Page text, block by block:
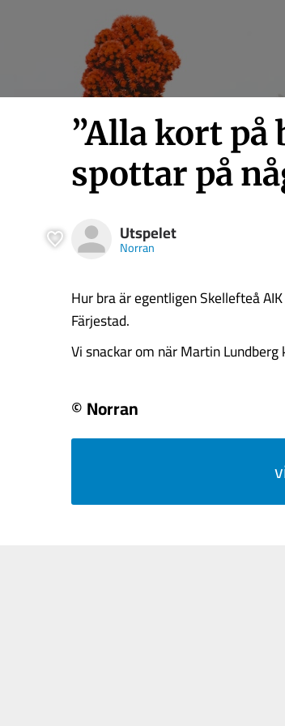
”Alla kort
spottar på
Utspelet
Norran
Hur bra är egentligen Skellefteå
Färjestad.
Vi snackar om när Martin Lundberg
© Norran